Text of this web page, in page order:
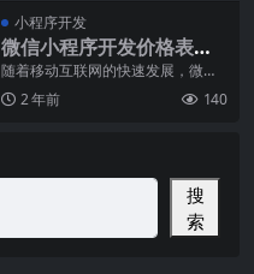
小程序开发
微信小程序开发价格表：
做一个商城小程序多少
钱？
随着移动互联网的快速发展，微信
小程序作为一种轻量级的应用程
序，已经成为了许多企业
2 年前 140
搜
索